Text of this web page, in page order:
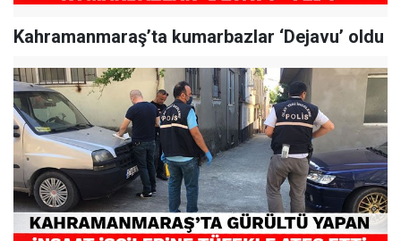
Kahramanmaraş’ta kumarbazlar ‘Dejavu’ oldu